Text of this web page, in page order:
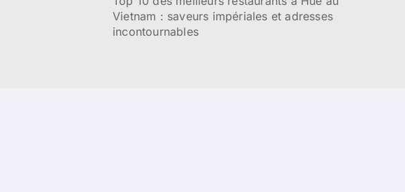
Vietnam : saveurs impériales et adresses
incontournables